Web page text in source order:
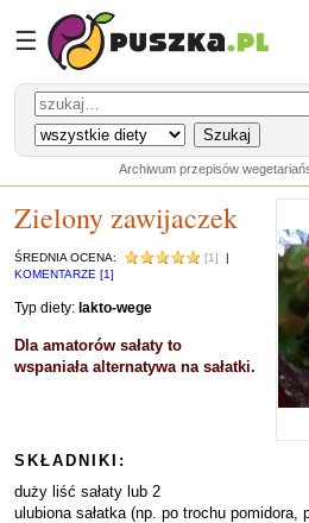
☰
Archiwum przepisów
Zielony zawijaczek
ŚREDNIA OCENA: [1]
|
KOMENTARZE [1]
Typ diety: lakto-wege
Dla amatorów sałaty to
wspaniała alternatywa na sałatki.
SKŁADNIKI:
duży liść sałaty lub 2
ulubiona sałatka (np. po trochu